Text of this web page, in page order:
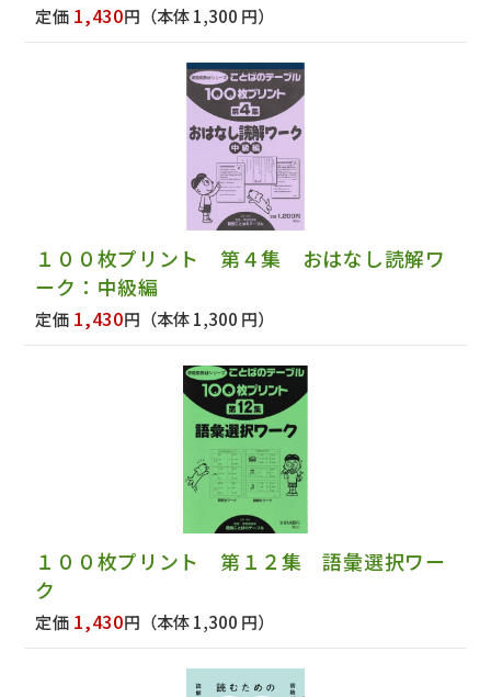
定価 1,430円 （本体 1,300 円）
１００枚プリント 第４集 おはなし読解ワ
ーク：中級編
定価 1,430円 （本体 1,300 円）
１００枚プリント 第１２集 語彙選択ワー
ク
定価 1,430円 （本体 1,300 円）